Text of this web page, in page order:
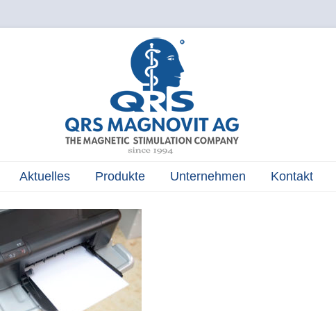
MAGNOVIT
AG
The Magnetic Stimulation Company
Aktuelles Produkte Unternehmen Kontakt